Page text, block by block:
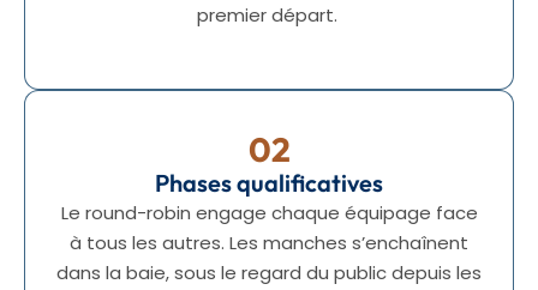
premier départ.
02
Phases qualificatives
Le round-robin engage chaque équipage face
à tous les autres. Les manches s’enchaînent
dans la baie, sous le regard du public depuis les